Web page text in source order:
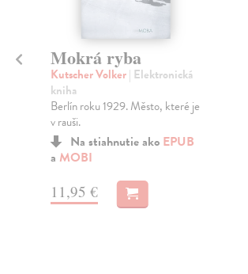
Mokrá ryba
Kutscher Volker| Elektronická
kniha
Berlín roku 1929. Město, které je
v rauši.
Na stiahnutie ako EPUB
a MOBI
11,95 €